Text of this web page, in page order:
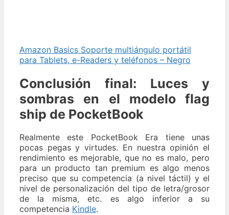
Amazon Basics Soporte multiángulo portátil
para Tablets, e-Readers y teléfonos – Negro
Conclusión final: Luces y
sombras en el modelo flag
ship de PocketBook
Realmente este PocketBook Era tiene unas
pocas pegas y virtudes. En nuestra opinión el
rendimiento es mejorable, que no es malo, pero
para un producto tan premium es algo menos
preciso que su competencia (a nivel táctil) y el
nivel de personalización del tipo de letra/grosor
de la misma, etc. es algo inferior a su
competencia Kindle.